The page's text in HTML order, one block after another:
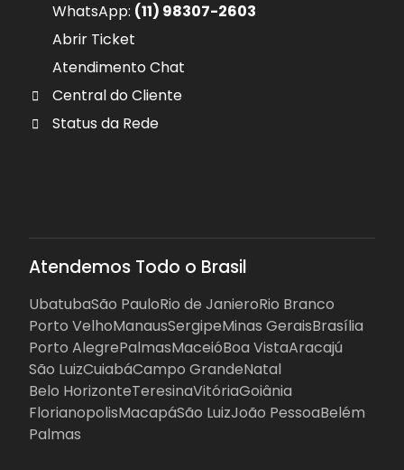
WhatsApp: (11) 98307-2603
Abrir Ticket
Atendimento Chat
Central do Cliente
Status da Rede
Atendemos Todo o Brasil
UbatubaSão PauloRio de JanieroRio Branco
Porto VelhoManausSergipeMinas GeraisBrasília
Porto AlegrePalmasMaceióBoa VistaAracajú
São LuizCuiabáCampo GrandeNatal
Belo HorizonteTeresinaVitóriaGoiânia
FlorianopolisMacapáSão LuizJoão PessoaBelém
Palmas